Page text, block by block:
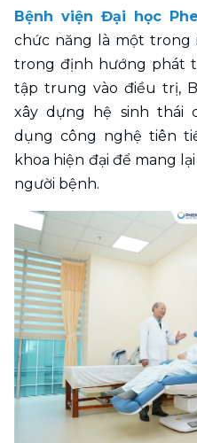
Bệnh viện Đại học
chức năng là một
trong định hướng phát
tập trung vào điều trị,
xây dựng hệ sinh thái
dụng công nghệ tiên
khoa hiện đại để mang
người bệnh.